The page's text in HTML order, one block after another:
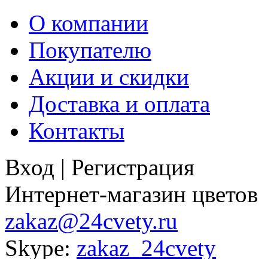
О компании
Покупателю
Акции и скидки
Доставка и оплата
Контакты
Вход | Регистрация
Интернет-магазин цветов
zakaz@24cvety.ru
Skype: zakaz_24cvety